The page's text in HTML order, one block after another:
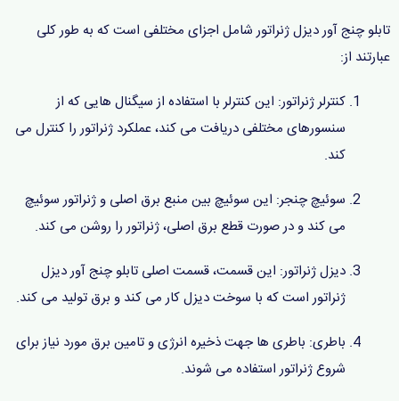
تابلو چنج آور دیزل ژنراتور شامل اجزای مختلفی است که به طور کلی
عبارتند از:
کنترلر ژنراتور: این کنترلر با استفاده از سیگنال هایی که از
سنسورهای مختلفی دریافت می کند، عملکرد ژنراتور را کنترل می
کند.
سوئیچ چنجر: این سوئیچ بین منبع برق اصلی و ژنراتور سوئیچ
می کند و در صورت قطع برق اصلی، ژنراتور را روشن می کند.
دیزل ژنراتور: این قسمت، قسمت اصلی تابلو چنج آور دیزل
ژنراتور است که با سوخت دیزل کار می کند و برق تولید می کند.
باطری: باطری ها جهت ذخیره انرژی و تامین برق مورد نیاز برای
شروع ژنراتور استفاده می شوند.